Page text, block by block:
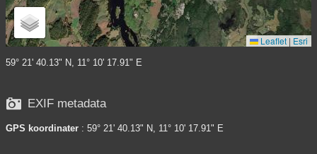
Leaflet | Esri
59° 21' 40.13" N, 11° 10' 17.91" E
 EXIF metadata
GPS koordinater : 59° 21' 40.13" N, 11° 10' 17.91" E